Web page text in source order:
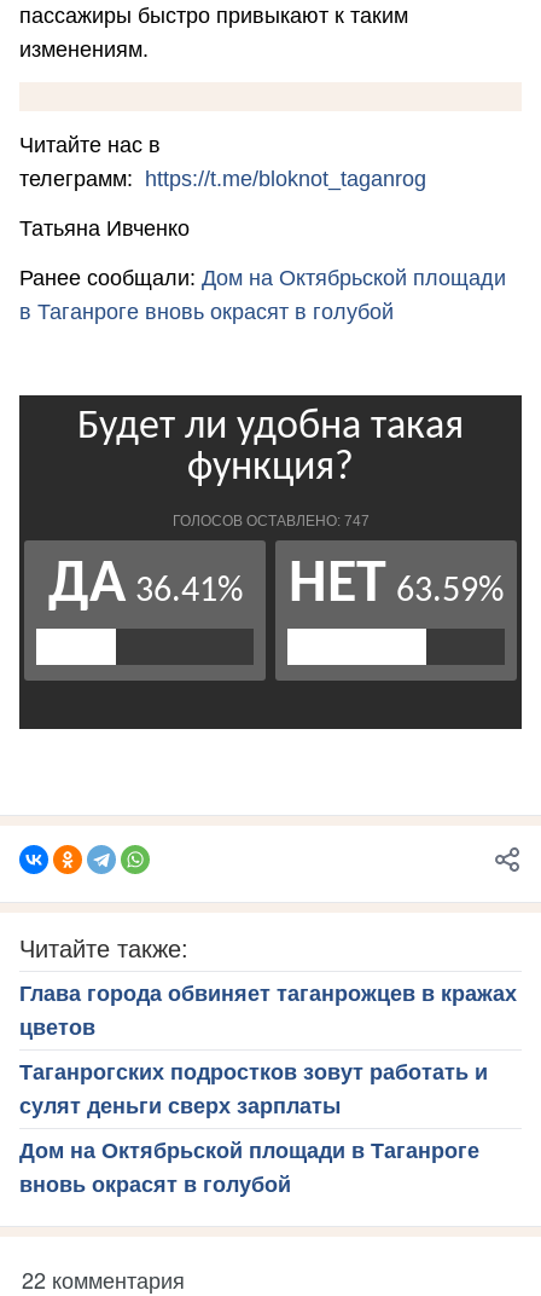
пассажиры быстро привыкают к таким
изменениям.
Читайте нас в
телеграмм: https://t.me/bloknot_taganrog
Татьяна Ивченко
Ранее сообщали: Дом на Октябрьской площади
в Таганроге вновь окрасят в голубой
Читайте также:
Глава города обвиняет таганрожцев в кражах
цветов
Таганрогских подростков зовут работать и
сулят деньги сверх зарплаты
Дом на Октябрьской площади в Таганроге
вновь окрасят в голубой
22 комментария